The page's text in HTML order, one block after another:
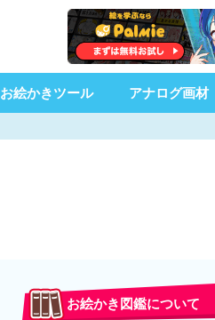
お絵かきツール アナログ画材
お絵かき図鑑について